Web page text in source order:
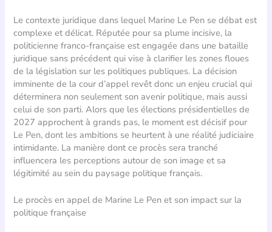
Le contexte juridique dans lequel Marine Le Pen se débat est
complexe et délicat. Réputée pour sa plume incisive, la
politicienne franco-française est engagée dans une bataille
juridique sans précédent qui vise à clarifier les zones floues
de la législation sur les politiques publiques. La décision
imminente de la cour d’appel revêt donc un enjeu crucial qui
déterminera non seulement son avenir politique, mais aussi
celui de son parti. Alors que les élections présidentielles de
2027 approchent à grands pas, le moment est décisif pour
Le Pen, dont les ambitions se heurtent à une réalité judiciaire
intimidante. La manière dont ce procès sera tranché
influencera les perceptions autour de son image et sa
légitimité au sein du paysage politique français.
Le procès en appel de Marine Le Pen et son impact sur la
politique française